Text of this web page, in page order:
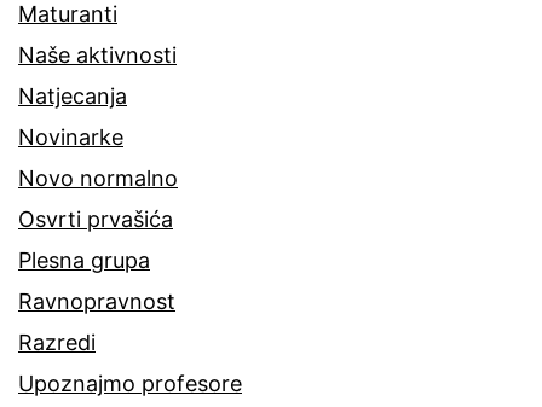
Maturanti
Naše aktivnosti
Natjecanja
Novinarke
Novo normalno
Osvrti prvašića
Plesna grupa
Ravnopravnost
Razredi
Upoznajmo profesore